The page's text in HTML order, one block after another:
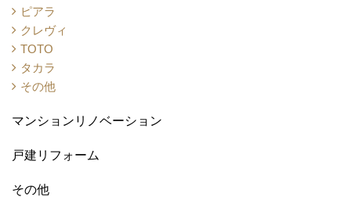
ピアラ
クレヴィ
TOTO
タカラ
その他
マンションリノベーション
戸建リフォーム
その他